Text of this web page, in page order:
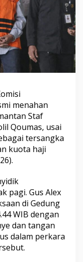
menahan
Staf
Qoumas, usai
tersangka
kuota haji
pagi. Gus Alex
di Gedung
WIB dengan
dan tangan
dalam perkara